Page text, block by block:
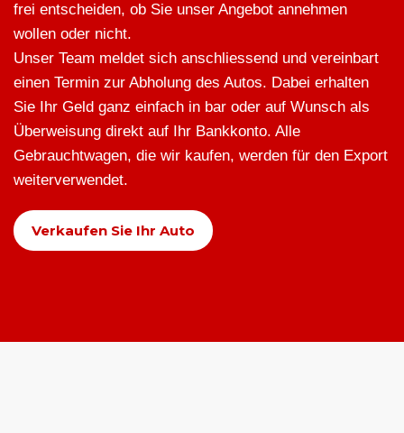
frei entscheiden, ob Sie unser Angebot annehmen
wollen oder nicht.
Unser Team meldet sich anschliessend und vereinbart
einen Termin zur Abholung des Autos. Dabei erhalten
Sie Ihr Geld ganz einfach in bar oder auf Wunsch als
Überweisung direkt auf Ihr Bankkonto. Alle
Gebrauchtwagen, die wir kaufen, werden für den Export
weiterverwendet.
Verkaufen Sie Ihr Auto